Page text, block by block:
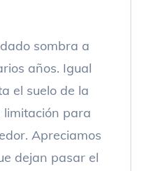
sombra a
años. Igual
el suelo de la
para
Apreciamos
dejan pasar el